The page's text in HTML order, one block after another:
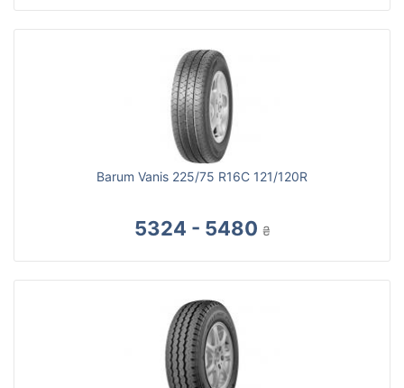
Barum Vanis 225/75 R16C 121/120R
5324 - 5480 ₴